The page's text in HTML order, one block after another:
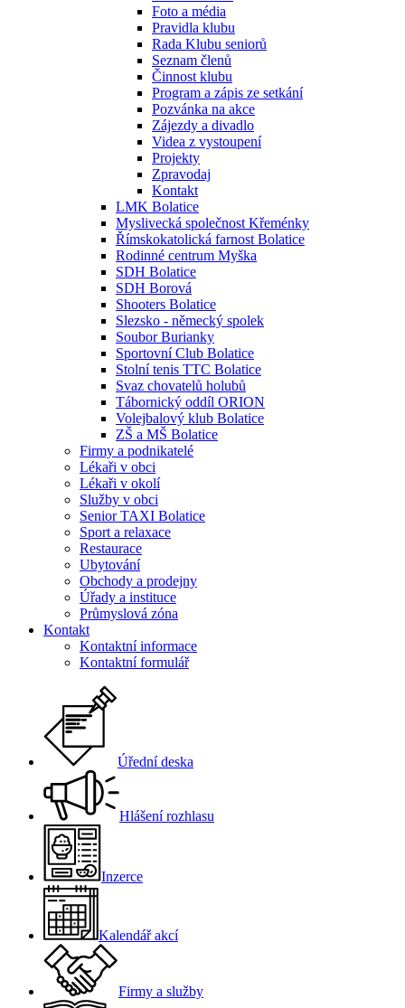
Foto a média
Pravidla klubu
Rada Klubu seniorů
Seznam členů
Činnost klubu
Program a zápis ze setkání
Pozvánka na akce
Zájezdy a divadlo
Videa z vystoupení
Projekty
Zpravodaj
Kontakt
LMK Bolatice
Myslivecká společnost Křeménky
Římskokatolická farnost Bolatice
Rodinné centrum Myška
SDH Bolatice
SDH Borová
Shooters Bolatice
Slezsko - německý spolek
Soubor Burianky
Sportovní Club Bolatice
Stolní tenis TTC Bolatice
Svaz chovatelů holubů
Tábornický oddíl ORION
Volejbalový klub Bolatice
ZŠ a MŠ Bolatice
Firmy a podnikatelé
Lékaři v obci
Lékaři v okolí
Služby v obci
Senior TAXI Bolatice
Sport a relaxace
Restaurace
Ubytování
Obchody a prodejny
Úřady a instituce
Průmyslová zóna
Kontakt
Kontaktní informace
Kontaktní formulář
Úřední deska
Hlášení rozhlasu
Inzerce
Kalendář akcí
Firmy a služby